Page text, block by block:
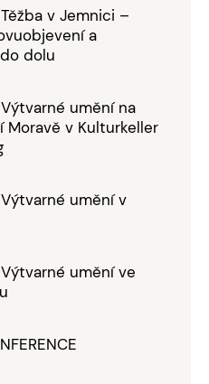
v Jemnici –
a
dolu
umění na
Moravě v Kulturkeller
umění v
umění ve